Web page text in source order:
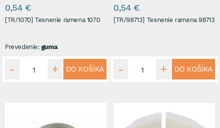
0,54 €
[TR/1070] Tesnenie ramena 1070
Prevedenie: guma
DO KOŠÍKA
0,54 €
[TR/98713] Tesnenie ramena 98713
DO KOŠÍKA